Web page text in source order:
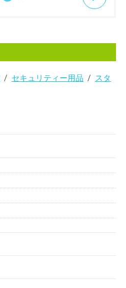
セキュリティー用品
スタ